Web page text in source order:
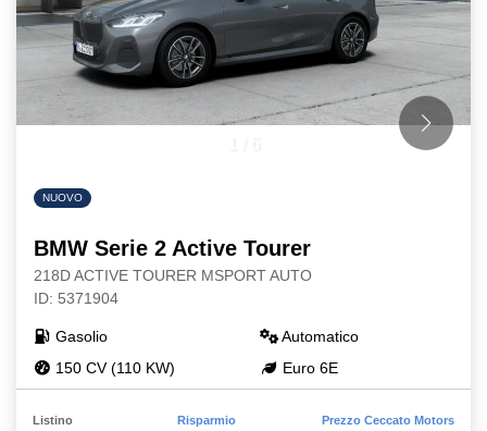
NUOVO
BMW Serie 2 Active Tourer
218D ACTIVE TOURER MSPORT AUTO
ID: 5371904
Gasolio
Automatico
150 CV (110 KW)
Euro 6E
Listino Risparmio Prezzo Ceccato Motors